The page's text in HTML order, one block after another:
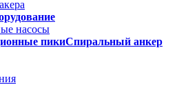
насосы
пикиСпиральный анкер